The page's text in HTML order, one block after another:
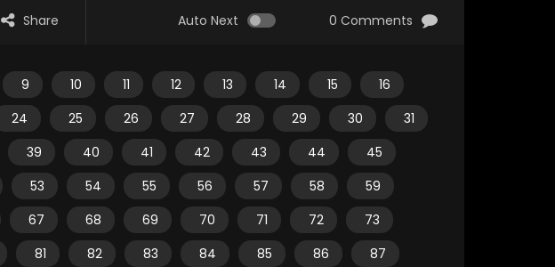
Share Auto Next 0 Comments
9 10 11 12 13 14 15
16
24 25 26 27 28 29 30
31
39 40 41 42 43 44
45
53 54 55 56 57 58
59
67 68 69 70 71 72
73
81 82 83 84 85 86
87